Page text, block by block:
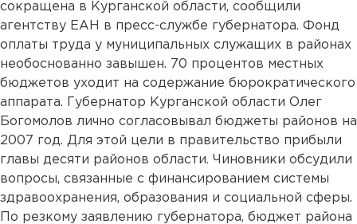
сокращена в Курганской области, сообщили
агентству ЕАН в пресс-службе губернатора. Фонд
оплаты труда у муниципальных служащих в районах
необоснованно завышен. 70 процентов местных
бюджетов уходит на содержание бюрократического
аппарата. Губернатор Курганской области Олег
Богомолов лично согласовывал бюджеты районов на
2007 год. Для этой цели в правительство прибыли
главы десяти районов области. Чиновники обсудили
вопросы, связанные с финансированием системы
здравоохранения, образования и социальной сферы.
По резкому заявлению губернатора, бюджет района